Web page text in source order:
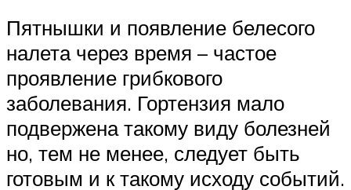
Пятнышки и появление белесого
налета через время – частое
проявление грибкового
заболевания. Гортензия мало
подвержена такому виду болезней
но, тем не менее, следует быть
готовым и к такому исходу событий.